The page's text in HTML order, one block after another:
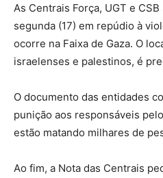
As Centrais Força, UGT e
segunda (17) em repúdio à
ocorre na Faixa de Gaza. O
israelenses e palestinos, é
O documento das entidades
punição aos responsáveis
estão matando milhares de
Ao fim, a Nota das Centrais